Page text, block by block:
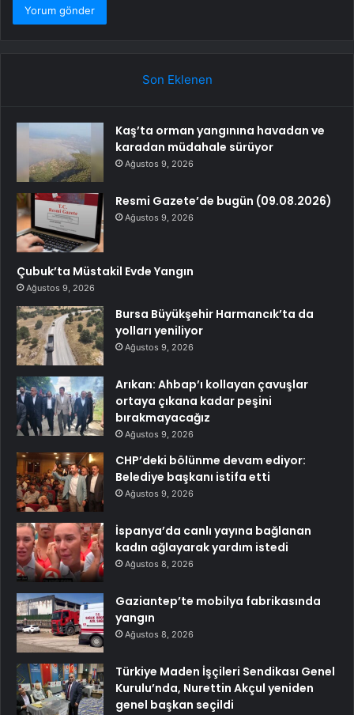
Son Eklenen
Kaş’ta orman yangınına havadan ve
karadan müdahale sürüyor
Ağustos 9, 2026
Resmi Gazete’de bugün (09.08.2026)
Ağustos 9, 2026
Çubuk’ta Müstakil Evde Yangın
Ağustos 9, 2026
Bursa Büyükşehir Harmancık’ta da
yolları yeniliyor
Ağustos 9, 2026
Arıkan: Ahbap’ı kollayan çavuşlar
ortaya çıkana kadar peşini
bırakmayacağız
Ağustos 9, 2026
CHP’deki bölünme devam ediyor:
Belediye başkanı istifa etti
Ağustos 9, 2026
İspanya’da canlı yayına bağlanan
kadın ağlayarak yardım istedi
Ağustos 8, 2026
Gaziantep’te mobilya fabrikasında
yangın
Ağustos 8, 2026
Türkiye Maden İşçileri Sendikası Genel
Kurulu’nda, Nurettin Akçul yeniden
genel başkan seçildi